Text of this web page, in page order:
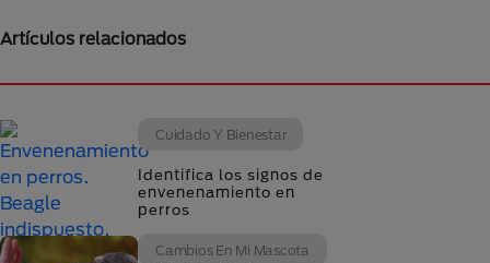
Artículos relacionados
Cuidado Y Bienestar
Identifica los signos de
envenenamiento en
perros
Cambios En Mi Mascota